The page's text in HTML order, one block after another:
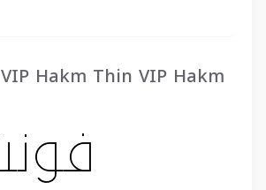
VIP Hakm Thin VIP Hakm